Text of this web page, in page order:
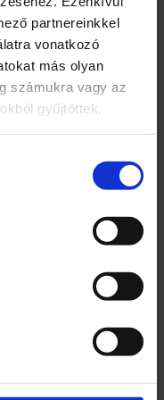
partnereinkkel
vonatkozó
más olyan
számukra vagy az
gyűjtöttek.
nejlon
QR-kóddal)